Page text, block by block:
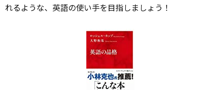
れるような、英語の使い手を目指しましょう！